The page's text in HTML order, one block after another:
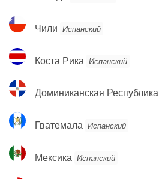
Чили
Чили Испанский
Коста
Рика
Коста Рика Испанский
Доминиканская
Республика
Доминиканская Республика
Гватемала
Гватемала Испанский
Мексика
Мексика Испанский